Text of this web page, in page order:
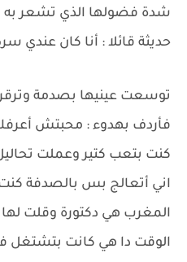
شدة فضولها الذي تشعر به
حديثة قائلا : أنا كان عندي
توسعت عينيها بصدمة
فأردف بهدوء : محبتش
كنت بتعب كتير وعملت
اني أتعالج بس بالصدفة
المغرب هي دكتورة وقلت لها
الوقت دا هي كانت بتشتغل